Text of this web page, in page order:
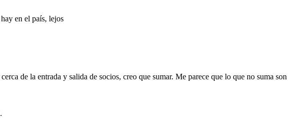
en el país, lejos
de la entrada y salida de socios, creo que sumar. Me parece que lo que no suma son